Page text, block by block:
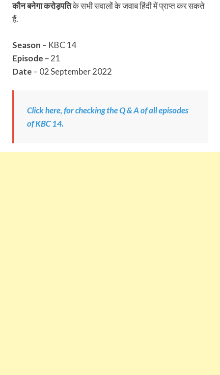
कौन बनेगा करोड़पतिके सभी सवालों के जवाब हिंदी में प्राप्त कर सकते
हैं.
Season – KBC 14
Episode – 21
Date – 02 September 2022
Click here, for checking the Q & A of all episodes
of KBC 14.